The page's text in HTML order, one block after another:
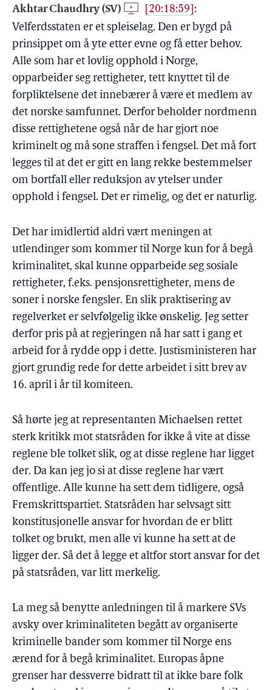
Akhtar Chaudhry (SV) [20:18:59] :
Velferdsstaten er et spleiselag. Den er bygd på
prinsippet om å yte etter evne og få etter behov.
Alle som har et lovlig opphold i Norge,
opparbeider seg rettigheter, tett knyttet til de
forpliktelsene det innebærer å være et medlem av
det norske samfunnet. Derfor beholder nordmenn
disse rettighetene også når de har gjort noe
kriminelt og må sone straffen i fengsel. Det må fort
legges til at det er gitt en lang rekke bestemmelser
om bortfall eller reduksjon av ytelser under
opphold i fengsel. Det er rimelig, og det er naturlig.
Det har imidlertid aldri vært meningen at
utlendinger som kommer til Norge kun for å begå
kriminalitet, skal kunne opparbeide seg sosiale
rettigheter, f.eks. pensjonsrettigheter, mens de
soner i norske fengsler. En slik praktisering av
regelverket er selvfølgelig ikke ønskelig. Jeg setter
derfor pris på at regjeringen nå har satt i gang et
arbeid for å rydde opp i dette. Justisministeren har
gjort grundig rede for dette arbeidet i sitt brev av
16. april i år til komiteen.
Så hørte jeg at representanten Michaelsen rettet
sterk kritikk mot statsråden for ikke å vite at disse
reglene ble tolket slik, og at disse reglene har ligget
der. Da kan jeg jo si at disse reglene har vært
offentlige. Alle kunne ha sett dem tidligere, også
Fremskrittspartiet. Statsråden har selvsagt sitt
konstitusjonelle ansvar for hvordan de er blitt
tolket og brukt, men alle vi kunne ha sett at de
ligger der. Så det å legge et altfor stort ansvar for det
på statsråden, var litt merkelig.
La meg så benytte anledningen til å markere SVs
avsky over kriminaliteten begått av organiserte
kriminelle bander som kommer til Norge ens
ærend for å begå kriminalitet. Europas åpne
grenser har dessverre bidratt til at ikke bare folk